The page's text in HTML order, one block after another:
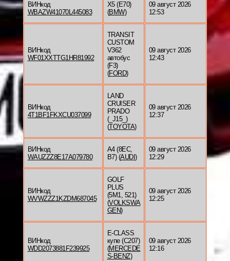
ВИНкод
WBAZW41070L445083
X5 (E70)
(BMW)
09 август 2026
12:53
ВИНкод
WF01XXTTG1HR81992
TRANSIT
CUSTOM
V362
автобус
(F3)
(FORD)
09 август 2026
12:43
ВИНкод
4T1BF1FKXCU037099
LAND
CRUISER
PRADO
(_J15_)
(TOYOTA)
09 август 2026
12:37
ВИНкод
WAUZZZ8E17A079780
A4 (8EC,
B7) (AUDI )
09 август 2026
12:29
ВИНкод
WVWZZZ1KZDM687045
GOLF
PLUS
(5M1, 521)
(VOLKSWA
GEN)
09 август 2026
12:25
ВИНкод
WDD2073881F239925
E-CLASS
купе (C207)
(MERCEDE
S-BENZ)
09 август 2026
12:16